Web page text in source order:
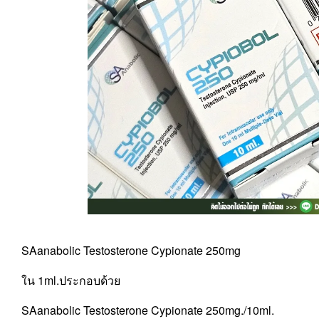
SAanabolic Testosterone Cypionate 250mg
ใน 1ml.ประกอบด้วย
SAanabolic Testosterone Cypionate 250mg./10ml.